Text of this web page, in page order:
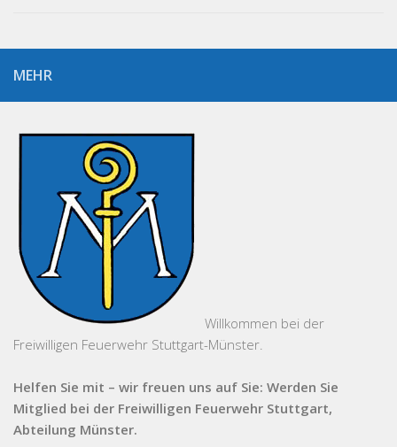
MEHR
Willkommen bei der
Freiwilligen Feuerwehr Stuttgart-Münster.
Helfen Sie mit – wir freuen uns auf Sie: Werden Sie
Mitglied bei der Freiwilligen Feuerwehr Stuttgart,
Abteilung Münster.